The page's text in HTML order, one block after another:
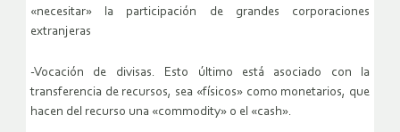
«necesitar» la participación de grandes corporaciones
extranjeras
-Vocación de divisas. Esto último está asociado con la
transferencia de recursos, sea «físicos» como monetarios, que
hacen del recurso una «commodity» o el «cash».